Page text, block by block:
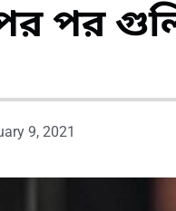
পর পর
9, 2021